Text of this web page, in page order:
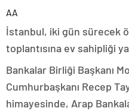
AA
İstanbul, iki gün sürecek
toplantısına ev sahipliği
Bankalar Birliği Başkanı
Cumhurbaşkanı Recep
himayesinde, Arap